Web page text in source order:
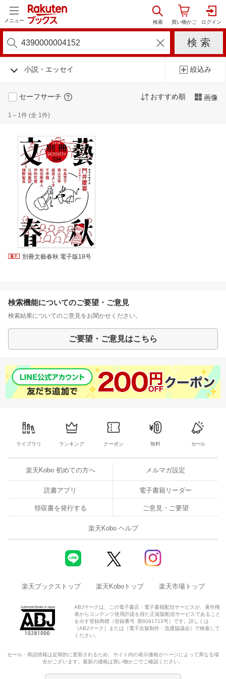
メニュー
小説・エッセイ 絞込み
セーフサーチ おすすめ順 画像
1～1件 (全 1件)
別冊文藝春秋 電子版18号
検索機能についてのご要望・ご意見
検索結果についてのご意見をお聞かせください。
ご要望・ご意見はこちら
ライブラリ ランキング クーポン 無料 セール
楽天Kobo 初めての方へ メルマガ設定
読書アプリ 電子書籍リーダー
領収書を発行する ご意見・ご要望
楽天Kobo ヘルプ
楽天ブックストップ 楽天Koboトップ 楽天市場トップ
ABJマークは、この電子書店・電子書籍配信サービスが、著作権
者からコンテンツ使用許諾を得た正規版配信サービスであること
を示す登録商標（登録番号 第6091713号）です。詳しくは
［ABJマーク］または［電子出版制作・流通協議会］で検索して
ください。
セール・商品情報は定期的に更新されるため、サイト内の表示価格がページによって異なる場
合がございます。最新の価格は買い物かごでご確認ください。